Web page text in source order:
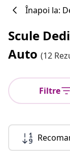
Înapoi la:
Scule
Auto (12
Filtre